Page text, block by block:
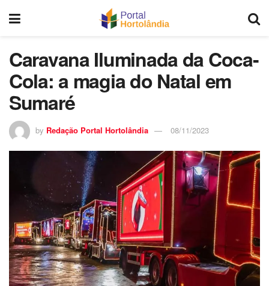
Caravana Iluminada da Coca-
Cola: a magia do Natal em
Sumaré
by Redação Portal Hortolândia 08/11/2023